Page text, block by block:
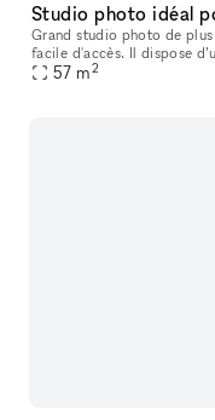
Studio photo idéal
Grand studio photo de
facile d'accès. Il dispose
recul de plus de 8 mètres.
57 m2